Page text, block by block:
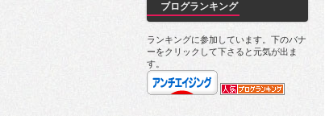
ブログランキング
ランキングに参加しています。下のバナ
ーをクリックして下さると元気が出ま
す。